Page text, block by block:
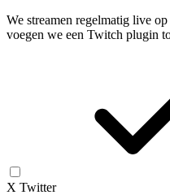
We streamen regelmatig live
voegen we een Twitch plugin
X Twitter